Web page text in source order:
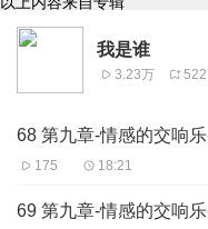
圈、自创生、共生关系产生
来。人类不是世界的主宰
物圈内产生。这些观念都值
我是谁
3.23万 522
175 18:21
69 第九章-情感的交响